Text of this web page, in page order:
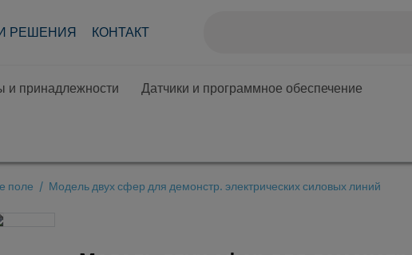
РЕШЕНИЯ КОНТАКТ
и принадлежности Датчики и программное обеспечение
поле Модель двух сфер для демонстр. электрических силовых линий